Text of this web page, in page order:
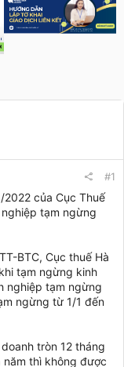
#1
của Cục Thuế
tạm ngừng
BTC, Cục thuế Hà
tạm ngừng kinh
nghiệp tạm ngừng
ngừng từ 1/1 đến
tròn 12 tháng
thì không được